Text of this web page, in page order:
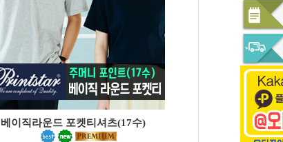
베이직라운드 포켓티셔츠(17수)